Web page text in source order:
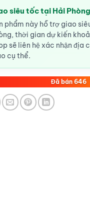
siêu tốc tại Hải Phòng
phẩm này hỗ trợ giao
thời gian dự kiến
sẽ liên hệ xác nhận địa
cụ thể.
Đã bán 646